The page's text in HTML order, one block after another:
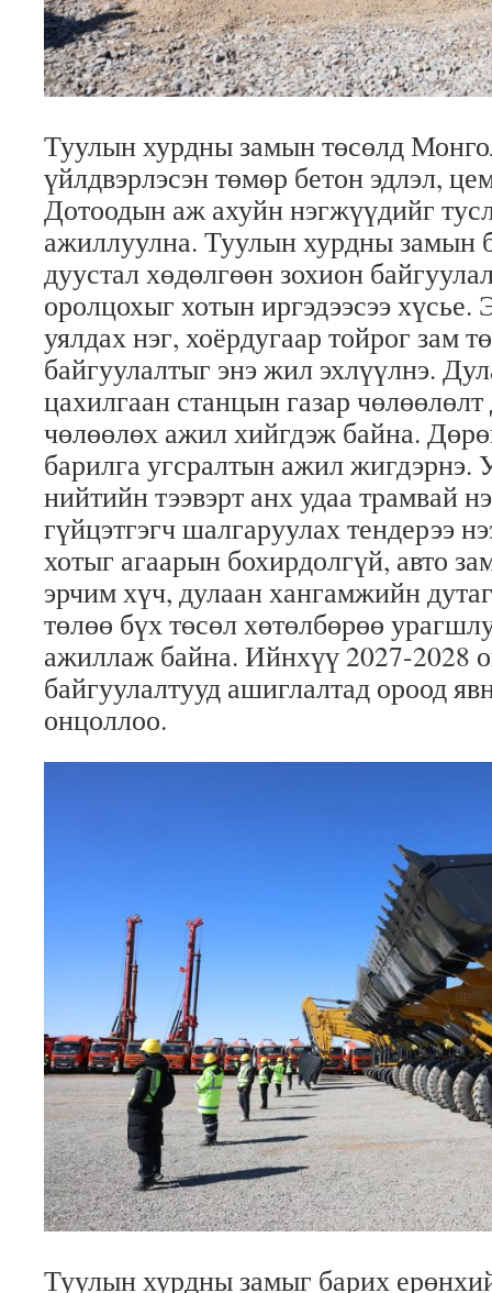
Туулын хурдны замын төсөлд
үйлдвэрлэсэн төмөр бетон эдлэл,
Дотоодын аж ахуйн нэгжүүдийг
ажиллуулна. Туулын хурдны замын
дуустал хөдөлгөөн зохион
оролцохыг хотын иргэдээсээ хүсье.
уялдах нэг, хоёрдугаар тойрог зам
байгуулалтыг энэ жил эхлүүлнэ.
цахилгаан станцын газар
чөлөөлөх ажил хийгдэж байна.
барилга угсралтын ажил жигдэрнэ.
нийтийн тээвэрт анх удаа трамвай
гүйцэтгэгч шалгаруулах тендерээ
хотыг агаарын бохирдолгүй, авто
эрчим хүч, дулаан хангамжийн
төлөө бүх төсөл хөтөлбөрөө
ажиллаж байна. Ийнхүү 2027-2028
байгуулалтууд ашиглалтад ороод
онцоллоо.
Туулын хурдны замыг барих